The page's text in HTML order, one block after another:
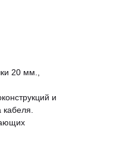
20 мм.,
и
кабеля.